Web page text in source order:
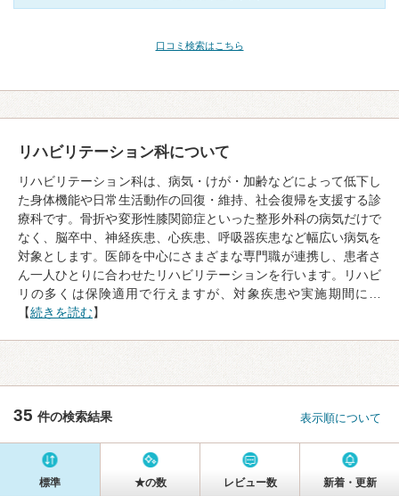
口コミ検索はこちら
リハビリテーション科について
リハビリテーション科は、病気・けが・加齢などによって低下し
た身体機能や日常生活動作の回復・維持、社会復帰を支援する診
療科です。骨折や変形性膝関節症といった整形外科の病気だけで
なく、脳卒中、神経疾患、心疾患、呼吸器疾患など幅広い病気を
対象とします。医師を中心にさまざまな専門職が連携し、患者さ
ん一人ひとりに合わせたリハビリテーションを行います。リハビ
リの多くは保険適用で行えますが、対象疾患や実施期間に…
【続きを読む】
35 件の検索結果 表示順について
標準 ★の数 レビュー数 新着・更新